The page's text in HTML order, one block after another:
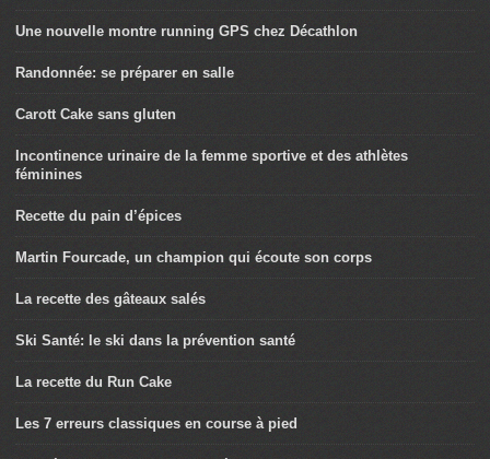
Une nouvelle montre running GPS chez Décathlon
Randonnée: se préparer en salle
Carott Cake sans gluten
Incontinence urinaire de la femme sportive et des athlètes
féminines
Recette du pain d’épices
Martin Fourcade, un champion qui écoute son corps
La recette des gâteaux salés
Ski Santé: le ski dans la prévention santé
La recette du Run Cake
Les 7 erreurs classiques en course à pied